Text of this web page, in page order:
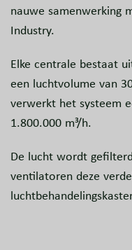
nauwe samenwerking
Industry.
Elke centrale bestaat
een luchtvolume van
verwerkt het systeem
1.800.000 m³/h.
De lucht wordt
ventilatoren deze